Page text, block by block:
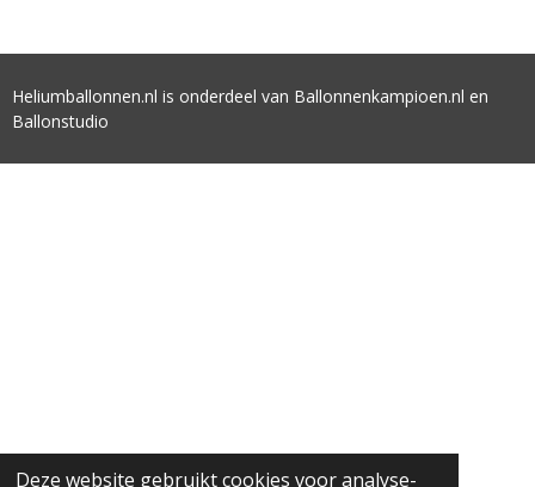
Deze website gebruikt cookies voor analyse-
Heliumballonnen.nl is onderdeel van Ballonnenkampioen.nl en
Ballonstudio